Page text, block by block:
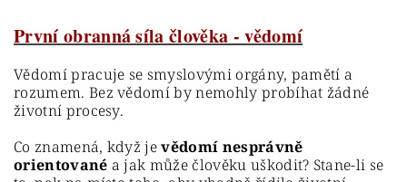
První obranná síla člověka - vědomí
Vědomí pracuje se smyslovými orgány, pamětí a
rozumem. Bez vědomí by nemohly probíhat žádné
životní procesy.
Co znamená, když jevědomí nesprávně
orientované a jak může člověku uškodit? Stane-li se